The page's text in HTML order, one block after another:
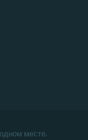
месте.